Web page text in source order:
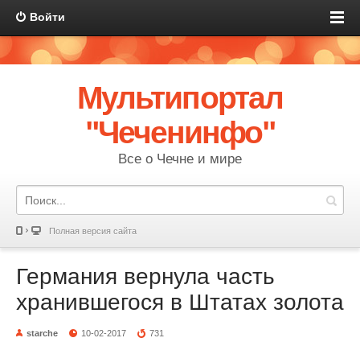
Войти
Мультипортал
"Чеченинфо"
Все о Чечне и мире
Полная версия сайта
Германия вернула часть
хранившегося в Штатах золота
starche 10-02-2017 731